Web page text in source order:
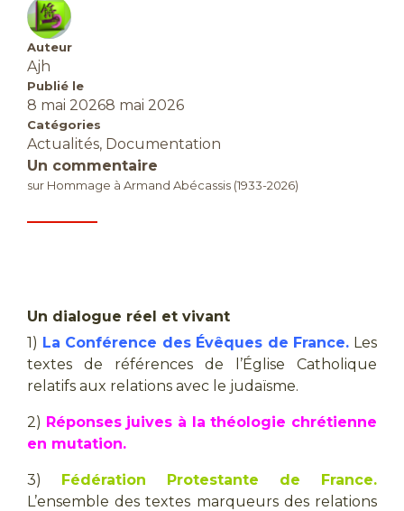
Auteur
Ajh
Publié le
8 mai 20268 mai 2026
Catégories
Actualités, Documentation
Un commentaire
sur Hommage à Armand Abécassis (1933-2026)
Un dialogue réel et vivant
1) La Conférence des Évêques de France. Les
textes de références de l’Église Catholique
relatifs aux relations avec le judaïsme.
2) Réponses juives à la théologie chrétienne
en mutation.
3) Fédération Protestante de France.
L’ensemble des textes marqueurs des relations